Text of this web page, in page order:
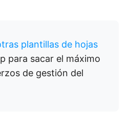
plantillas de hojas
para sacar el máximo
de gestión del